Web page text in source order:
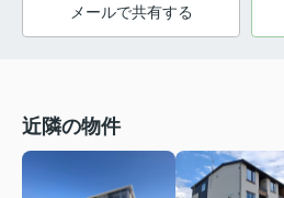
メールで共有する
近隣の物件